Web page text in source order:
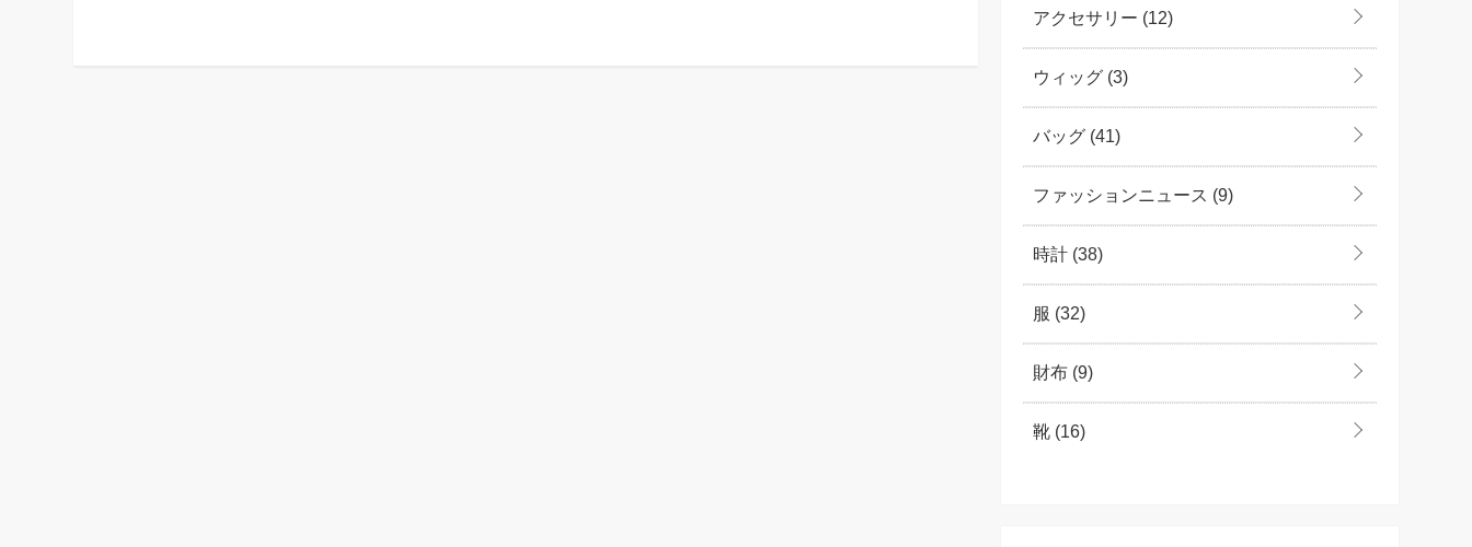
アクセサリー (12)
ウィッグ (3)
バッグ (41)
ファッションニュース (9)
時計 (38)
服 (32)
財布 (9)
靴 (16)